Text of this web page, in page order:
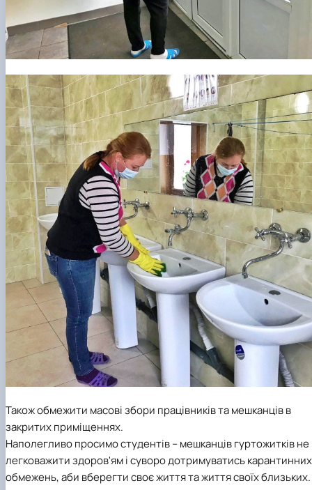
Також обмежити масові збори працівників та мешканців в
закритих приміщеннях.
Наполегливо просимо студентів – мешканців гуртожитків не
легковажити здоров'ям і суворо дотримуватись карантинних
обмежень, аби вберегти своє життя та життя своїх близьких.